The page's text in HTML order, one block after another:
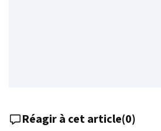
Réagir à cet article(0)